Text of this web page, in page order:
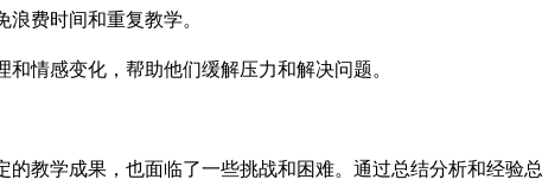
费时间和重复教学。
情感变化，帮助他们缓解压力和解决问题。
教学成果，也面临了一些挑战和困难。通过总结分析和经验总